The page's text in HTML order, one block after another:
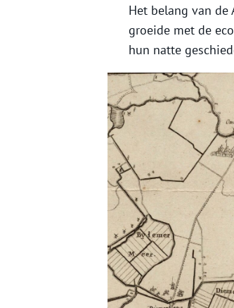
Het belang van de
groeide met de
hun natte